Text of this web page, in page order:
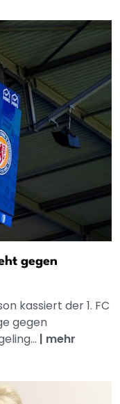
gegen
kassiert der 1. FC
gegen
| mehr